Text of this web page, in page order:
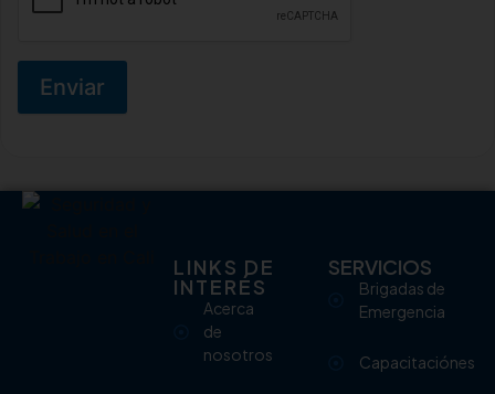
Enviar
LINKS DE
INTERÉS
Acerca
de
nosotros
SERVICIOS
Brigadas de
Emergencia
Capacitaciónes